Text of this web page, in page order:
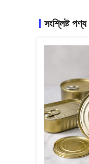
সংশ্লিষ্ট পণ্য